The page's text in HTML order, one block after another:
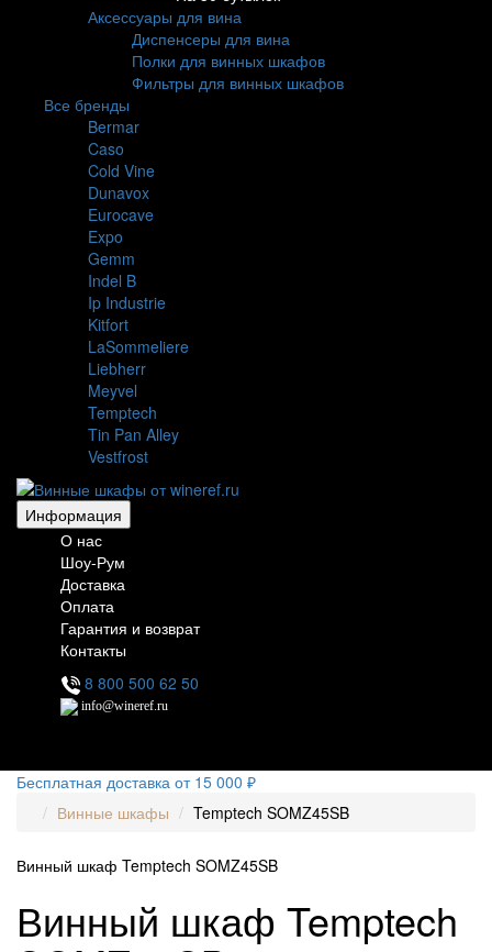
Аксессуары для вина
Диспенсеры для вина
Полки для винных шкафов
Фильтры для винных шкафов
Все бренды
Bermar
Caso
Cold Vine
Dunavox
Eurocave
Expo
Gemm
Indel B
Ip Industrie
Kitfort
LaSommeliere
Liebherr
Meyvel
Temptech
Tin Pan Alley
Vestfrost
Информация
О нас
Шоу-Рум
Доставка
Оплата
Гарантия и возврат
Контакты
8 800 500 62 50
info@wineref.ru
Бесплатная доставка от 15 000 ₽
Винные шкафы
Temptech SOMZ45SB
Винный шкаф Temptech SOMZ45SB
Винный шкаф Temptech